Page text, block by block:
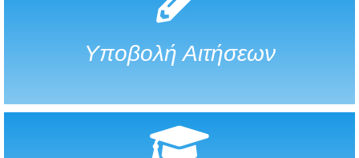
Υποβολή Αιτήσεων